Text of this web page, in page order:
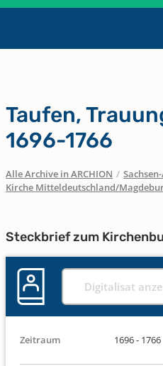
Taufen,
1696-1766
Alle Archive in ARCHION /
Kirche Mitteldeutschland/
Steckbrief zum
Digitalisat
Zeitraum 1696 - 1766